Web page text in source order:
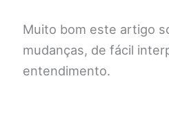
Muito bom este artigo
mudanças, de fácil
entendimento.